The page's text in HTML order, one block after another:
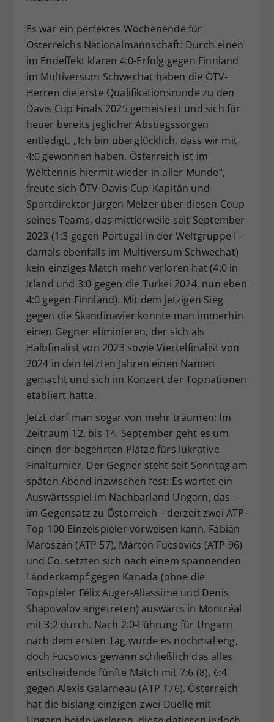
Es war ein perfektes Wochenende für
Österreichs Nationalmannschaft: Durch einen
im Endeffekt klaren 4:0-Erfolg gegen Finnland
im Multiversum Schwechat haben die ÖTV-
Herren die erste Qualifikationsrunde zu den
Davis Cup Finals 2025 gemeistert und sich für
heuer bereits jeglicher Abstiegssorgen
entledigt. „Ich bin überglücklich, dass wir mit
4:0 gewonnen haben. Österreich ist im
Welttennis hiermit wieder in aller Munde“,
freute sich ÖTV-Davis-Cup-Kapitän und -
Sportdirektor Jürgen Melzer über diesen Coup
seines Teams, das mittlerweile seit September
2023 (1:3 gegen Portugal in der Weltgruppe I –
damals ebenfalls im Multiversum Schwechat)
kein einziges Match mehr verloren hat (4:0 in
Irland und 3:0 gegen die Türkei 2024, nun eben
4:0 gegen Finnland). Mit dem jetzigen Sieg
gegen die Skandinavier konnte man immerhin
einen Gegner eliminieren, der sich als
Halbfinalist von 2023 sowie Viertelfinalist von
2024 in den letzten Jahren einen Namen
gemacht und sich im Konzert der Topnationen
etabliert hatte.
Jetzt darf man sogar von mehr träumen: Im
Zeitraum 12. bis 14. September geht es um
einen der begehrten Plätze fürs lukrative
Finalturnier. Der Gegner steht seit Sonntag am
späten Abend inzwischen fest: Es wartet ein
Auswärtsspiel im Nachbarland Ungarn, das –
im Gegensatz zu Österreich – derzeit zwei ATP-
Top-100-Einzelspieler vorweisen kann. Fábián
Maroszán (ATP 57), Márton Fucsovics (ATP 96)
und Co. setzten sich nach einem spannenden
Länderkampf gegen Kanada (ohne die
Topspieler Félix Auger-Aliassime und Denis
Shapovalov angetreten) auswärts in Montréal
mit 3:2 durch. Nach 2:0-Führung für Ungarn
nach dem ersten Tag wurde es nochmal eng,
doch Fucsovics gewann schließlich das alles
entscheidende fünfte Match mit 7:6 (8), 6:4
gegen Alexis Galarneau (ATP 176). Österreich
hat die bislang einzigen zwei Duelle mit
Zweck
Einstellungen. Unter anderem eine
zufällig generierte ID, für die
historische Speicherung Ihrer
vorgenommen Einstellungen, falls der
Webseiten-Betreiber dies eingestellt
hat.